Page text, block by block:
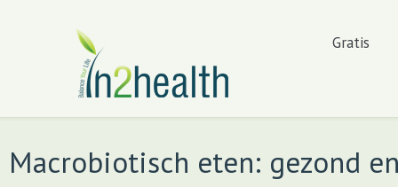
Gratis
Macrobiotisch eten: gezond